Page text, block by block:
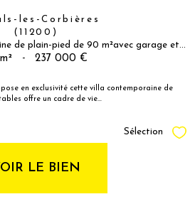
les-Corbières
(11200)
de plain-pied de 90 m²avec garage et...
- 237 000 €
en exclusivité cette villa contemporaine de
offre un cadre de vie...
Sélection
LE BIEN